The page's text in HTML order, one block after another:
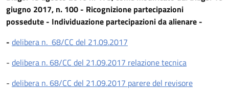
giugno 2017, n. 100 - Ricognizione partecipazioni
possedute - Individuazione partecipazioni da alienare-
- delibera n. 68/CC del 21.09.2017
- delibera n. 68/CC del 21.09.2017 relazione tecnica
- delibera n. 68/CC del 21.09.2017 parere del revisore